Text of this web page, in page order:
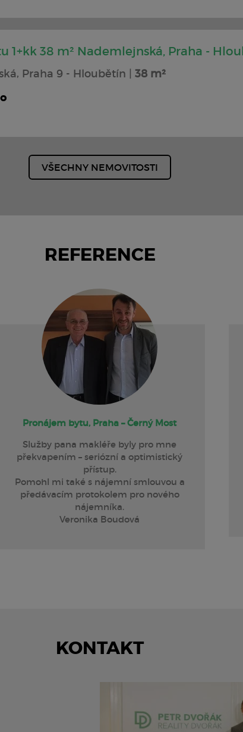
1+kk 38 m² Nademlejnská, Praha -
Praha 9 - Hloubětín | 38 m²
VŠECHNY NEMOVITOSTI
REFERENCE
Pronájem bytu, Praha – Černý Most
Služby pana makléře byly pro mne
překvapením – seriózní a optimistický
přístup.
Pomohl mi také s nájemní smlouvou a
předávacím protokolem pro nového
nájemníka.
Veronika Boudová
KONTAKT